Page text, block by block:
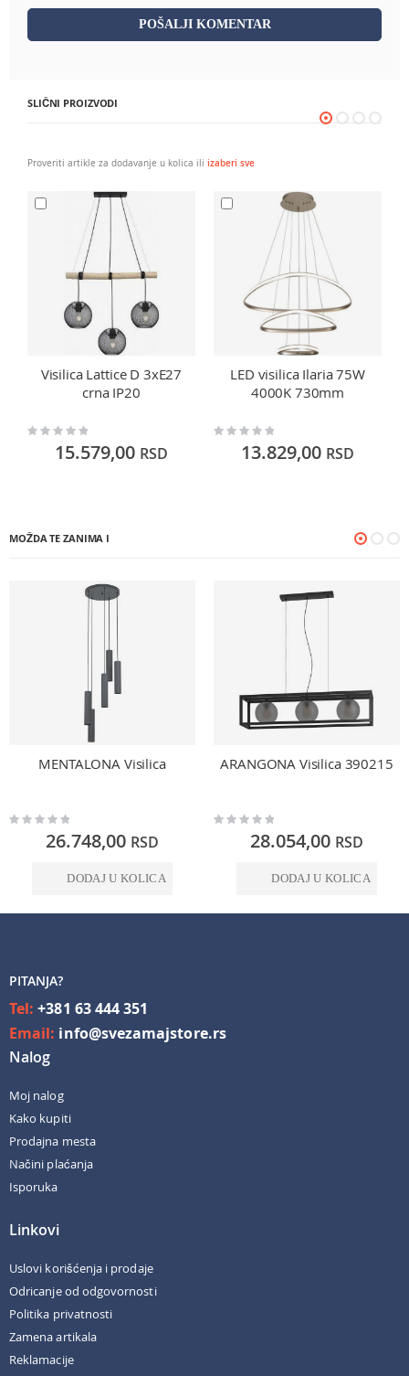
POŠALJI KOMENTAR
SLIČNI PROIZVODI
Proveriti artikle za dodavanje u kolica ili izaberi sve
Visilica Lattice D 3xE27
crna IP20
Rating:
15.579,00 RSD
LED visilica Ilaria 75W
4000K 730mm
Rating:
13.829,00 RSD
MOŽDA TE ZANIMA I
MENTALONA Visilica
Rating:
26.748,00 RSD
DODAJ U KOLICA
ARANGONA Visilica 390215
Rating:
28.054,00 RSD
DODAJ U KOLICA
PITANJA?
Tel:+381 63 444 351
Email: info@svezamajstore.rs
Nalog
Moj nalog
Kako kupiti
Prodajna mesta
Načini plaćanja
Isporuka
Linkovi
Uslovi korišćenja i prodaje
Odricanje od odgovornosti
Politika privatnosti
Zamena artikala
Reklamacije